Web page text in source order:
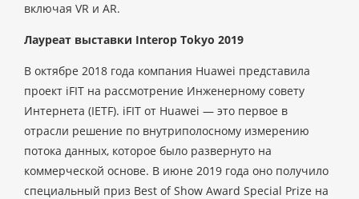
включая VR и AR.
Лауреат выставки Interop Tokyo 2019
В октябре 2018 года компания Huawei представила
проект iFIT на рассмотрение Инженерному совету
Интернета (IETF). iFIT от Huawei — это первое в
отрасли решение по внутриполосному измерению
потока данных, которое было развернуто на
коммерческой основе. В июне 2019 года оно получило
специальный приз Best of Show Award Special Prize на